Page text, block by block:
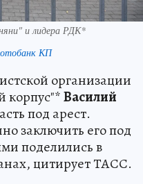
и лидера РДК*
КП
организации
корпус"*Василий
под арест.
заключить его под
поделились в
цитирует ТАСС.